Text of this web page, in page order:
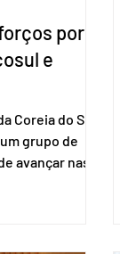
por
e
Coreia do Sul
grupo de
avançar nas